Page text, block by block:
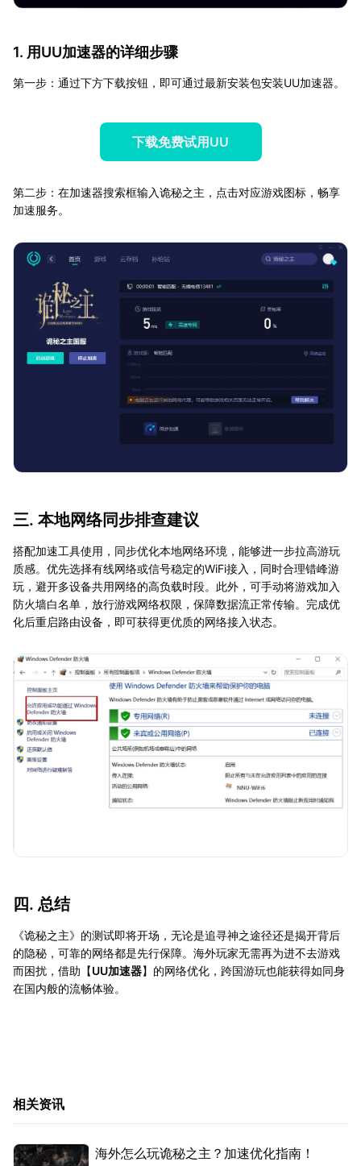
1. 用UU加速器的详细步骤
第一步：通过下方下载按钮，即可通过最新安装包安装UU加速器。
下载免费试用UU
第二步：在加速器搜索框输入诡秘之主，点击对应游戏图标，畅享
加速服务。
三. 本地网络同步排查建议
搭配加速工具使用，同步优化本地网络环境，能够进一步拉高游玩
质感。优先选择有线网络或信号稳定的WiFi接入，同时合理错峰游
玩，避开多设备共用网络的高负载时段。此外，可手动将游戏加入
防火墙白名单，放行游戏网络权限，保障数据流正常传输。完成优
化后重启路由设备，即可获得更优质的网络接入状态。
四. 总结
《诡秘之主》的测试即将开场，无论是追寻神之途径还是揭开背后
的隐秘，可靠的网络都是先行保障。海外玩家无需再为进不去游戏
而困扰，借助【UU加速器】的网络优化，跨国游玩也能获得如同身
在国内般的流畅体验。
相关资讯
海外怎么玩诡秘之主？加速优化指南！